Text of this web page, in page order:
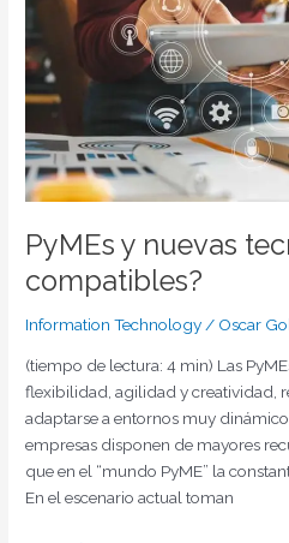
PyMEs y nuevas
compatibles?
Information Technology / Oscar
(tiempo de lectura: 4 min) Las
flexibilidad, agilidad y creatividad,
adaptarse a entornos muy
empresas disponen de mayores
que en el “mundo PyME” la
En el escenario actual toman
nuevas
tecnologías,
¿son
compatibles?